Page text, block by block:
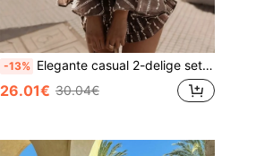
-13% Elegante casual 2-delige set voor dames voor strandvakantie, 3D colorblock geborduurd, semi-transparant, imitatie linnen met textuur, dubbele laag ruches, diepe V-hals, ruchesdetails, strik aan de voorkant, lange mouwen
26.01€ 30.04€